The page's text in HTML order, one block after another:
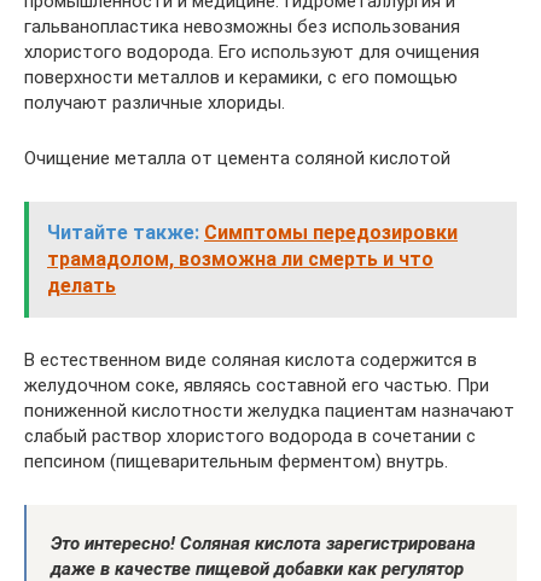
гальванопластика невозможны без использования
хлористого водорода. Его используют для очищения
поверхности металлов и керамики, с его помощью
получают различные хлориды.
Очищение металла от цемента соляной кислотой
Читайте также: Симптомы передозировки
трамадолом, возможна ли смерть и что
делать
В естественном виде соляная кислота содержится в
желудочном соке, являясь составной его частью. При
пониженной кислотности желудка пациентам назначают
слабый раствор хлористого водорода в сочетании с
пепсином (пищеварительным ферментом) внутрь.
Это интересно! Соляная кислота зарегистрирована
даже в качестве пищевой добавки как регулятор